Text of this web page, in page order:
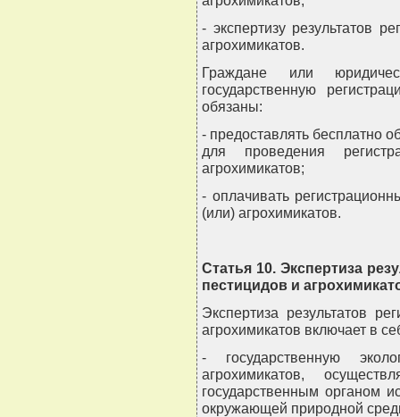
- экспертизу результатов
агрохимикатов.
Граждане или
государственную
обязаны:
- предоставлять бесплатно
для проведения
агрохимикатов;
- оплачивать
(или) агрохимикатов.
Статья 10. Экспертиза
пестицидов и
Экспертиза результатов
агрохимикатов включает в
- государственную
агрохимикатов,
государственным органом
окружающей природной